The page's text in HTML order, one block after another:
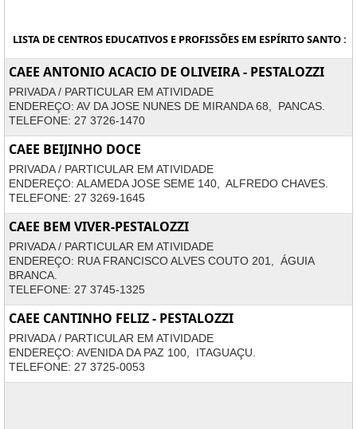
LISTA DE CENTROS EDUCATIVOS E PROFISSÕES EM ESPÍRITO SANTO :
CAEE ANTONIO ACACIO DE OLIVEIRA - PESTALOZZI
PRIVADA / PARTICULAR EM ATIVIDADE
ENDEREÇO: AV DA JOSE NUNES DE MIRANDA 68, PANCAS.
TELEFONE: 27 3726-1470
CAEE BEIJINHO DOCE
PRIVADA / PARTICULAR EM ATIVIDADE
ENDEREÇO: ALAMEDA JOSE SEME 140, ALFREDO CHAVES.
TELEFONE: 27 3269-1645
CAEE BEM VIVER-PESTALOZZI
PRIVADA / PARTICULAR EM ATIVIDADE
ENDEREÇO: RUA FRANCISCO ALVES COUTO 201, ÁGUIA
BRANCA.
TELEFONE: 27 3745-1325
CAEE CANTINHO FELIZ - PESTALOZZI
PRIVADA / PARTICULAR EM ATIVIDADE
ENDEREÇO: AVENIDA DA PAZ 100, ITAGUAÇU.
TELEFONE: 27 3725-0053